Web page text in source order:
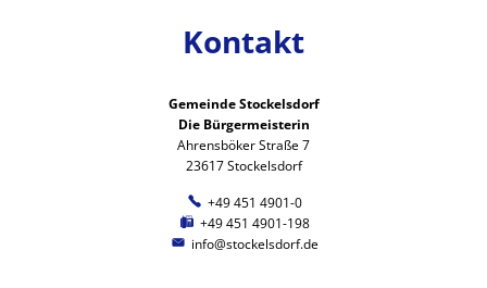
Kontakt
Gemeinde Stockelsdorf
Die Bürgermeisterin
Ahrensböker Straße 7
23617 Stockelsdorf
+49 451 4901-0
+49 451 4901-198
info@stockelsdorf.de